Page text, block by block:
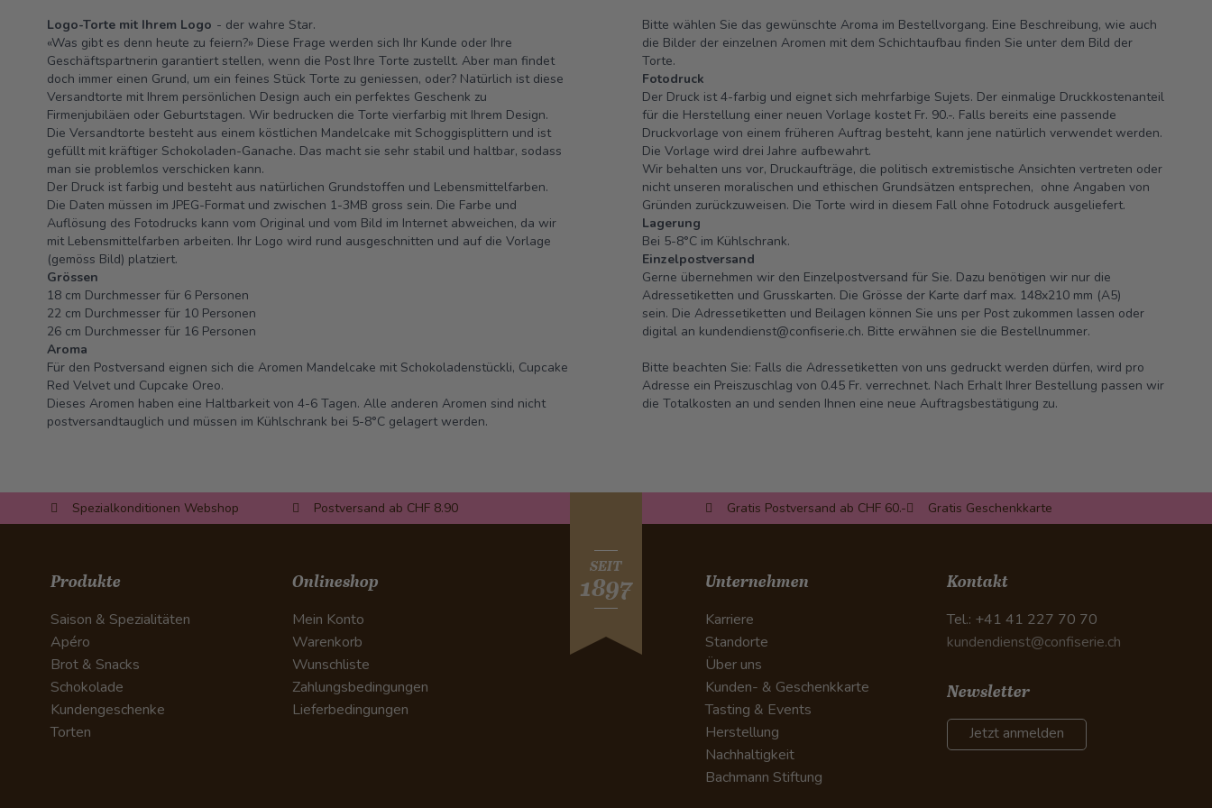
Logo-Torte mit Ihrem Logo - der wahre Star.
«Was gibt es denn heute zu feiern?» Diese Frage werden sich Ihr Kunde oder Ihre
Geschäftspartnerin garantiert stellen, wenn die Post Ihre Torte zustellt. Aber man findet
doch immer einen Grund, um ein feines Stück Torte zu geniessen, oder? Natürlich ist diese
Versandtorte mit Ihrem persönlichen Design auch ein perfektes Geschenk zu
Firmenjubiläen oder Geburtstagen. Wir bedrucken die Torte vierfarbig mit Ihrem Design.
Die Versandtorte besteht aus einem köstlichen Mandelcake mit Schoggisplittern und ist
gefüllt mit kräftiger Schokoladen-Ganache. Das macht sie sehr stabil und haltbar, sodass
man sie problemlos verschicken kann.
Der Druck ist farbig und besteht aus natürlichen Grundstoffen und Lebensmittelfarben.
Die Daten müssen im JPEG-Format und zwischen 1-3MB gross sein. Die Farbe und
Auflösung des Fotodrucks kann vom Original und vom Bild im Internet abweichen, da wir
mit Lebensmittelfarben arbeiten. Ihr Logo wird rund ausgeschnitten und auf die Vorlage
(gemöss Bild) platziert.
Grössen
18 cm Durchmesser für 6 Personen
22 cm Durchmesser für 10 Personen
26 cm Durchmesser für 16 Personen
Aroma
Für den Postversand eignen sich die Aromen Mandelcake mit Schokoladenstückli, Cupcake
Red Velvet und Cupcake Oreo.
Dieses Aromen haben eine Haltbarkeit von 4-6 Tagen. Alle anderen Aromen sind nicht
postversandtauglich und müssen im Kühlschrank bei 5-8°C gelagert werden.
Bitte wählen Sie das gewünschte Aroma im Bestellvorgang. Eine Beschreibung, wie auch
die Bilder der einzelnen Aromen mit dem Schichtaufbau finden Sie unter dem Bild der
Torte.
Fotodruck
Der Druck ist 4-farbig und eignet sich mehrfarbige Sujets. Der einmalige Druckkostenanteil
für die Herstellung einer neuen Vorlage kostet Fr. 90.-. Falls bereits eine passende
Druckvorlage von einem früheren Auftrag besteht, kann jene natürlich verwendet werden.
Die Vorlage wird drei Jahre aufbewahrt.
Wir behalten uns vor, Druckaufträge, die politisch extremistische Ansichten vertreten oder
nicht unseren moralischen und ethischen Grundsätzen entsprechen, ohne Angaben von
Gründen zurückzuweisen. Die Torte wird in diesem Fall ohne Fotodruck ausgeliefert.
Lagerung
Bei 5-8°C im Kühlschrank.
Einzelpostversand
Gerne übernehmen wir den Einzelpostversand für Sie. Dazu benötigen wir nur die
Adressetiketten und Grusskarten. Die Grösse der Karte darf max. 148x210 mm (A5)
sein. Die Adressetiketten und Beilagen können Sie uns per Post zukommen lassen oder
digital an kundendienst@confiserie.ch. Bitte erwähnen sie die Bestellnummer.
Bitte beachten Sie: Falls die Adressetiketten von uns gedruckt werden dürfen, wird pro
Adresse ein Preiszuschlag von 0.45 Fr. verrechnet. Nach Erhalt Ihrer Bestellung passen wir
die Totalkosten an und senden Ihnen eine neue Auftragsbestätigung zu.
Spezialkonditionen Webshop Postversand ab CHF 8.90 Gratis Postversand ab CHF 60.- Gratis Geschenkkarte
SEIT
1897
Produkte
Saison & Spezialitäten
Apéro
Brot & Snacks
Schokolade
Kundengeschenke
Torten
Onlineshop
Mein Konto
Warenkorb
Wunschliste
Zahlungsbedingungen
Lieferbedingungen
Unternehmen
Karriere
Standorte
Über uns
Kunden- & Geschenkkarte
Tasting & Events
Herstellung
Nachhaltigkeit
Bachmann Stiftung
Kontakt
Tel.: +41 41 227 70 70
kundendienst@confiserie.ch
Newsletter
Jetzt anmelden